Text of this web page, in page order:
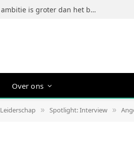
Jeanine Dorrestein (MultiTint): ‘Mijn ambitie is groter dan het bouwen van een succesvol merk’
Over ons
Leiderschap » Spotlight: Interview »